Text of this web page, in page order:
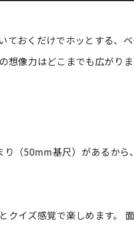
ておくだけでホッとする、
像力はどこまでも広がりま
り（50mm基尺）があるか
クイズ感覚で楽しめます。